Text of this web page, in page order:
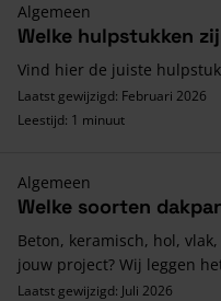
Algemeen
Welke hulpstukken
Vind hier de juiste
Laatst gewijzigd: Februari 2026
Leestijd: 1 minuut
Algemeen
Welke soorten
Beton, keramisch, hol,
jouw project? Wij leggen
Laatst gewijzigd: Juli 2026